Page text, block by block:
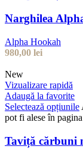
Narghilea
Alpha Hookah
980,00 lei
New
Vizualizare rapidă
Adaugă la favorite
Selectează opțiunile
pot fi alese în
Taviță cărbuni